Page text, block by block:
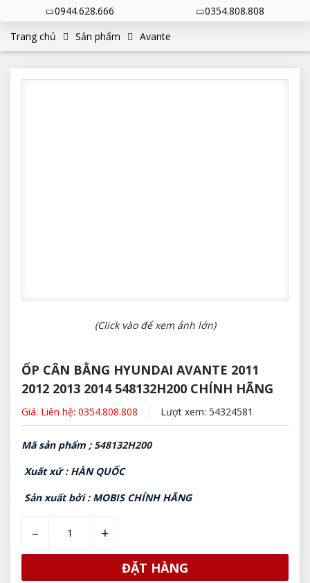
0944.628.666
0354.808.808
Trang chủ
Sản phẩm Avante
(Click vào để xem ảnh lớn)
ỐP CÂN BẰNG HYUNDAI AVANTE 2011
2012 2013 2014 548132H200 CHÍNH HÃNG
Giá: Liên hệ: 0354.808.808 Lượt xem: 54324581
Mã sản phẩm ; 548132H200
Xuất xứ : HÀN QUỐC
Sản xuất bởi : MOBIS CHÍNH HÃNG
– +
ĐẶT HÀNG